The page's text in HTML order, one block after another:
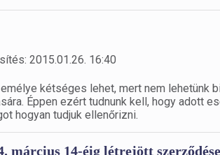
2015.01.26. 16:40
kétséges lehet, mert nem lehetünk
Éppen ezért tudnunk kell, hogy adott
hogyan tudjuk ellenőrizni.
március 14-éig létrejött